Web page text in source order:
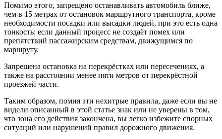
Помимо этого, запрещено останавливать автомобиль ближе,
чем в 15 метрах от остановок маршрутного транспорта, кроме
необходимости посадки или высадки людей, при это есть одна
тонкость: если данный процесс не создаёт помех или
препятствий пассажирским средствам, движущимся по
маршруту.
Запрещена остановка на перекрёстках или пересечениях, а
также на расстоянии менее пяти метров от перекрёстной
проезжей части.
Таким образом, помня эти нехитрые правила, даже если вы не
видели описанный в этой статье знак или не уверены в том,
что зона его действия закончена, вы легко избежите спорных
ситуаций или нарушений правил дорожного движения.